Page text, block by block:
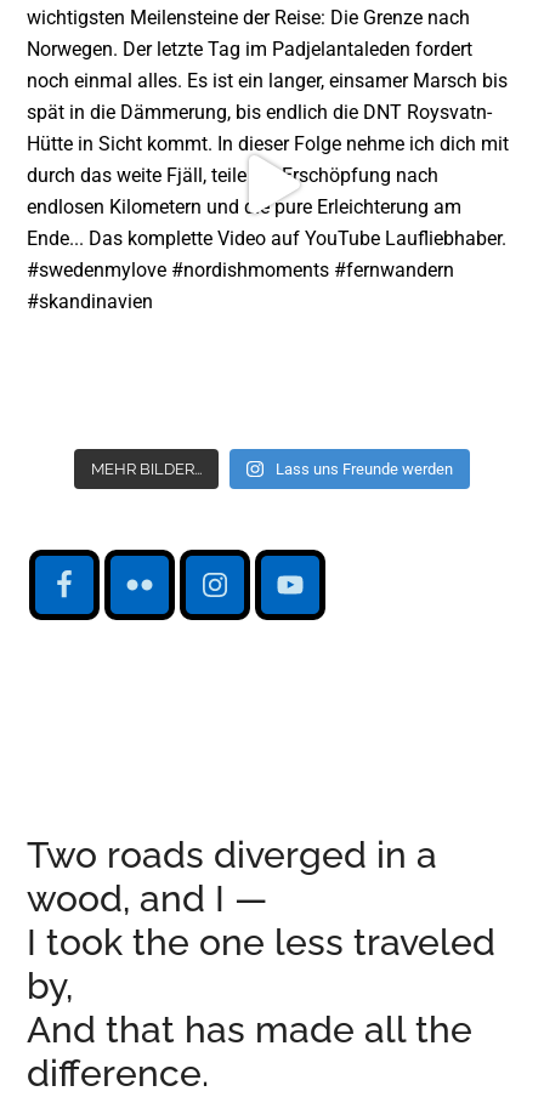
MEHR BILDER... Lass uns Freunde werden
Two roads diverged in a
wood, and I —
I took the one less traveled
by,
And that has made all the
difference.